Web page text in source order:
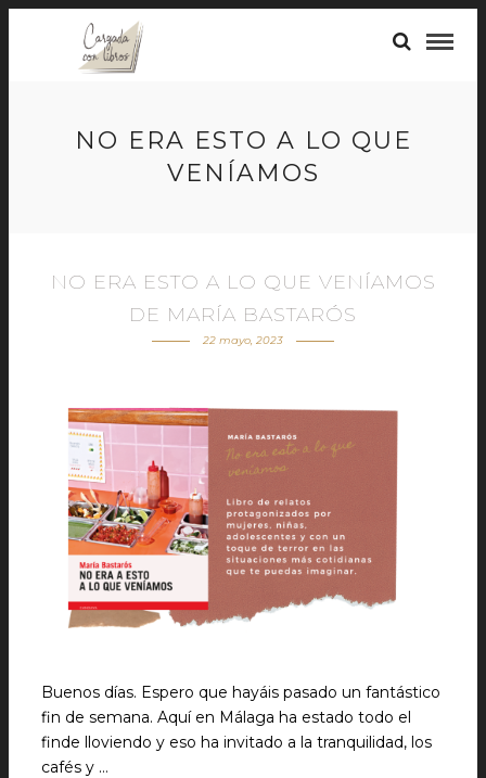
NO ERA ESTO A LO QUE
VENÍAMOS
NO ERA ESTO A LO QUE VENÍAMOS
DE MARÍA BASTARÓS
22 mayo, 2023
Buenos días. Espero que hayáis pasado un fantástico
fin de semana. Aquí en Málaga ha estado todo el
finde lloviendo y eso ha invitado a la tranquilidad, los
cafés y …